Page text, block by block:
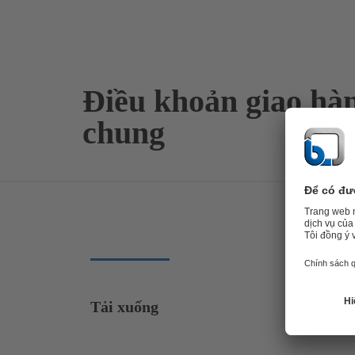
Điều khoản giao
chung
Tải xuống